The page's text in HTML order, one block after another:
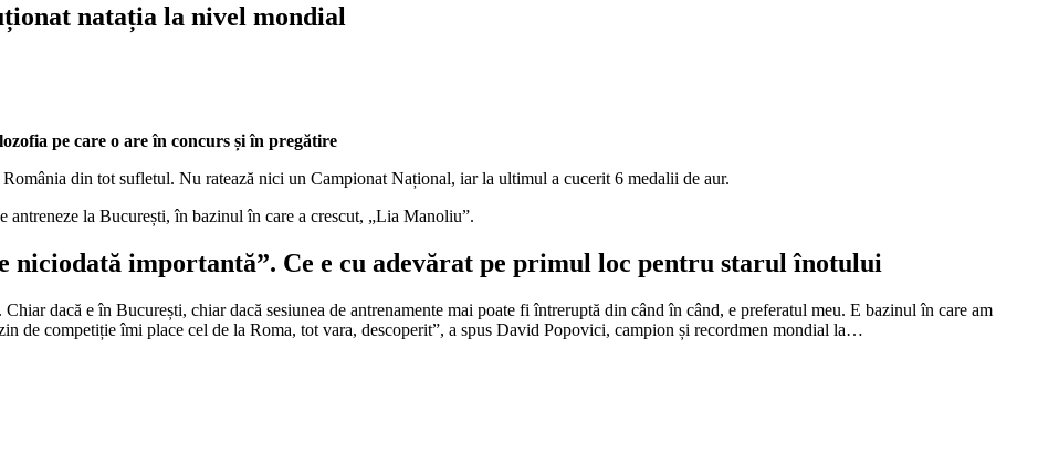
natația la nivel mondial
pe care o are în concurs și în pregătire
România din tot sufletul. Nu ratează nici un Campionat Național, iar la ultimul a cucerit 6 medalii de aur.
antreneze la București, în bazinul în care a crescut, „Lia Manoliu”.
niciodată importantă”. Ce e cu adevărat pe primul loc pentru starul înotului
dacă e în București, chiar dacă sesiunea de antrenamente mai poate fi întreruptă din când în când, e preferatul meu. E bazinul în care am
de competiție îmi place cel de la Roma, tot vara, descoperit”, a spus David Popovici, campion și recordmen mondial la…